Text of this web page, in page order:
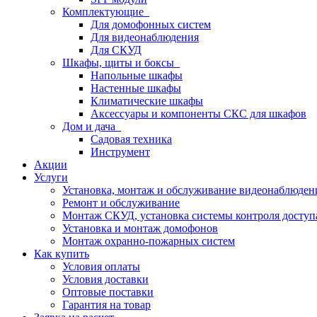
Комплектующие
Для домофонных систем
Для видеонаблюдения
Для СКУД
Шкафы, щиты и боксы
Напольные шкафы
Настенные шкафы
Климатические шкафы
Аксессуары и компоненты СКС для шкафов
Дом и дача
Садовая техника
Инструмент
Акции
Услуги
Установка, монтаж и обслуживание
Ремонт и обслуживание
Монтаж СКУД, установка системы контроля
Установка и монтаж домофонов
Монтаж охранно-пожарных систем
Как купить
Условия оплаты
Условия доставки
Оптовые поставки
Гарантия на товар